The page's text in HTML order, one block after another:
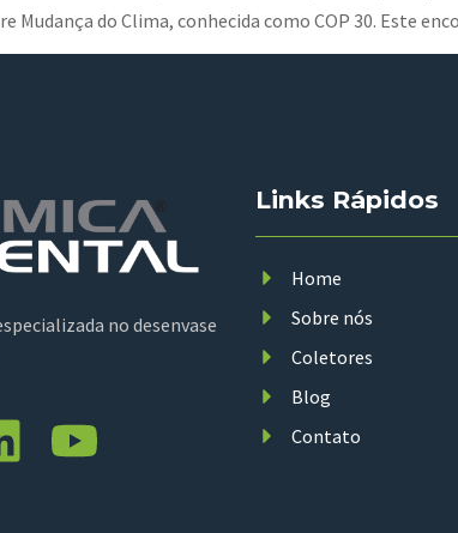
Mudança do Clima, conhecida como COP 30. Este
no desenvase
Links Rápidos
Home
Sobre nós
Coletores
Blog
Contato